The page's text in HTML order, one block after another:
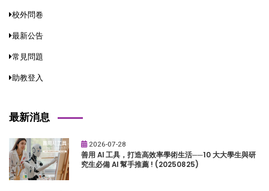
校外問卷
最新公告
常見問題
助教登入
最新消息
2026-07-28
善用 AI 工具，打造高效率學術生活──10 大大學生與研
究生必備 AI 幫手推薦 ! (20250825)